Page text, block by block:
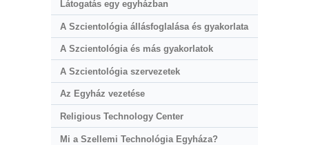
Látogatás egy egyházban
A Szcientológia állásfoglalása és gyakorlata
A Szcientológia és más gyakorlatok
A Szcientológia szervezetek
Az Egyház vezetése
Religious Technology Center
Mi a Szellemi Technológia Egyháza?